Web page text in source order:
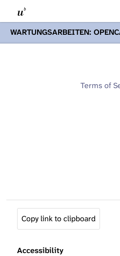
WARTUNGSARBEITEN:
PODCASTS & TOBIRA
Mi
Opencast-Videos und Tobira
Terms of
Copy link to clipboard
Accessibility